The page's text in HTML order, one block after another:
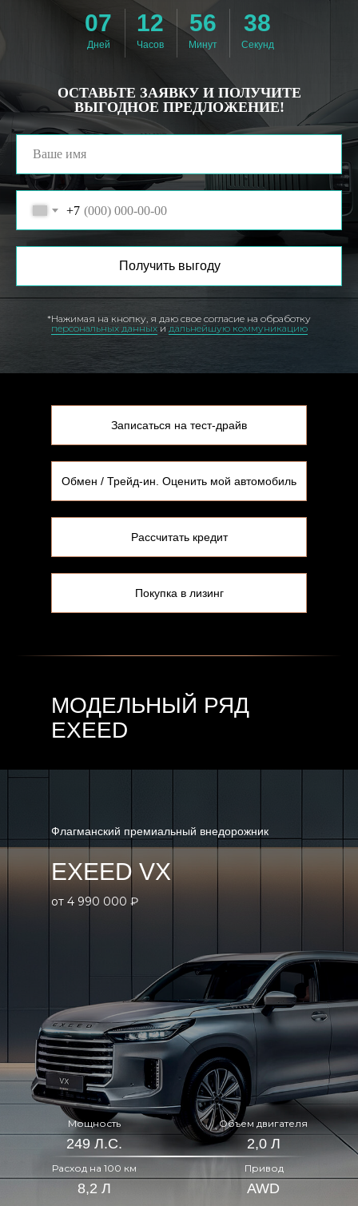
07
Дней
12
Часов
56
Минут
36
Секунд
ОСТАВЬТЕ ЗАЯВКУ И ПОЛУЧИТЕ
ВЫГОДНОЕ ПРЕДЛОЖЕНИЕ!
+7
Получить выгоду
*Нажимая на кнопку, я даю свое согласие на обработку
персональных данныхи дальнейшую коммуникацию
Записаться на тест-драйв
Рассчитать кредит
Обмен / Трейд-ин. Оценить мой автомобиль
Покупка в лизинг
МОДЕЛЬНЫЙ РЯД
EXEED
EXEED VX
Флагманский премиальный внедорожник
Мощность
249 Л.С. 2,0 Л
Объем двигателя
от 4 990 000 ₽
Расход на 100 км
8,2 Л
Привод
AWD